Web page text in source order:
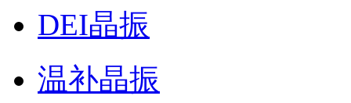
DEI晶振
温补晶振